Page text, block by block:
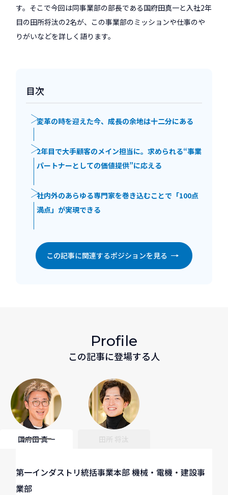
す。そこで今回は同事業部の部長である国府田真一と入社2年
目の田所将汰の2名が、この事業部のミッションや仕事のや
りがいなどを詳しく語ります。
目次
変革の時を迎えた今、成長の余地は十二分にある
2年目で大手顧客のメイン担当に。求められる“事業
パートナーとしての価値提供”に応える
社内外のあらゆる専門家を巻き込むことで「100点
満点」が実現できる
この記事に関連するポジションを見る
Profile
この記事に登場する人
国府田 真一
第一インダストリ統括事業本部 機械・電機・建設事
業部